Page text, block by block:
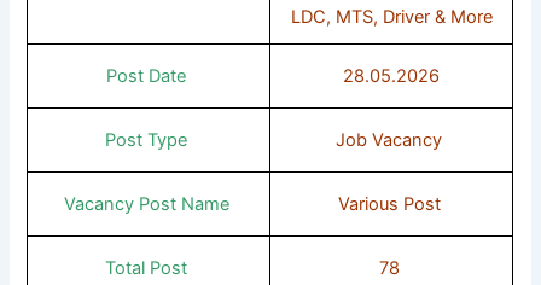
LDC, MTS, Driver & More
Post Date 28.05.2026
Post Type Job Vacancy
Vacancy Post Name Various Post
Total Post 78